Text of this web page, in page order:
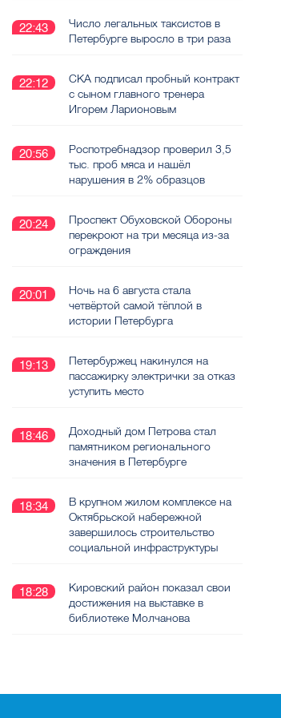
Петербурге выросло в три раза
с сыном главного тренера
Игорем Ларионовым
тыс. проб мяса и нашёл
нарушения в 2% образцов
перекроют на три месяца из-за
ограждения
четвёртой самой тёплой в
истории Петербурга
пассажирку электрички за отказ
уступить место
памятником регионального
значения в Петербурге
Октябрьской набережной
завершилось строительство
социальной инфраструктуры
достижения на выставке в
библиотеке Молчанова